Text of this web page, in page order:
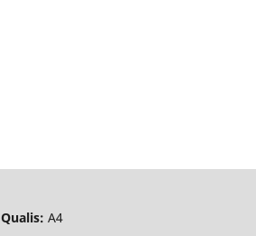
Qualis: A4